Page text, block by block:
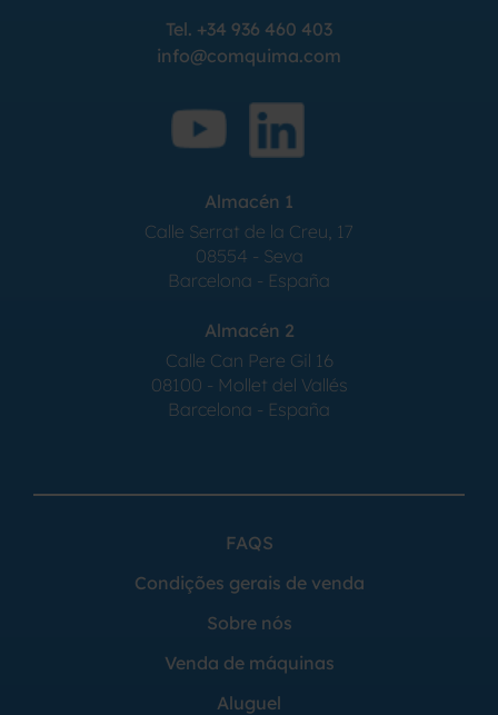
Tel. +34 936 460 403
info@comquima.com
Almacén 1
Calle Serrat de la Creu, 17
08554 - Seva
Barcelona - España
Almacén 2
Calle Can Pere Gil 16
08100 - Mollet del Vallés
Barcelona - España
FAQS
Condições gerais de venda
Sobre nós
Venda de máquinas
Aluguel